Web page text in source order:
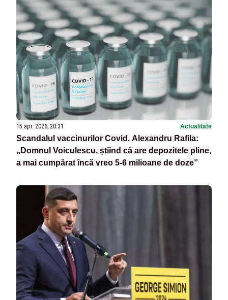
15 apr. 2026, 20:31 Actualitate
Scandalul vaccinurilor Covid. Alexandru Rafila:
„Domnul Voiculescu, știind că are depozitele pline,
a mai cumpărat încă vreo 5-6 milioane de doze”